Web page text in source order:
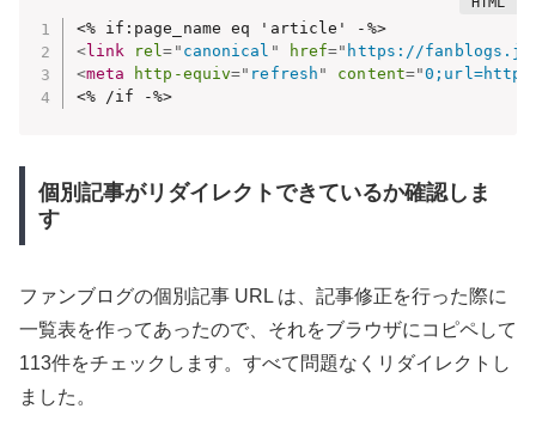
<% if:page_name eq 'article' -%>
<link rel= " canonical " href=" https://
<meta http-equiv=" refresh " content="
<% /if -%>
個別記事がリダイレクトできているか確認しま
す
ファンブログの個別記事 URL は、記事修正を行った際に
一覧表を作ってあったので、それをブラウザにコピペして
113件をチェックします。すべて問題なくリダイレクトし
ました。